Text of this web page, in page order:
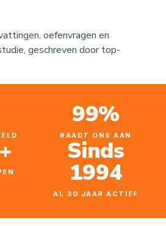
oefenvragen en
geschreven door top-
99%
RAADT ONS AAN
Sinds
1994
AL 30 JAAR ACTIEF